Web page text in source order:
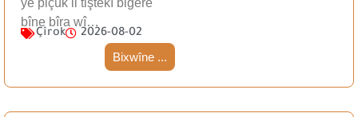
yê piçûk li tiştekî bigere
bîne bîra wî…
Çîrok 2026-08-02
Bixwîne ...